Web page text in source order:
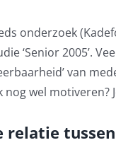
onderzoek
‘Senior 2005’.
van
nog wel
relatie